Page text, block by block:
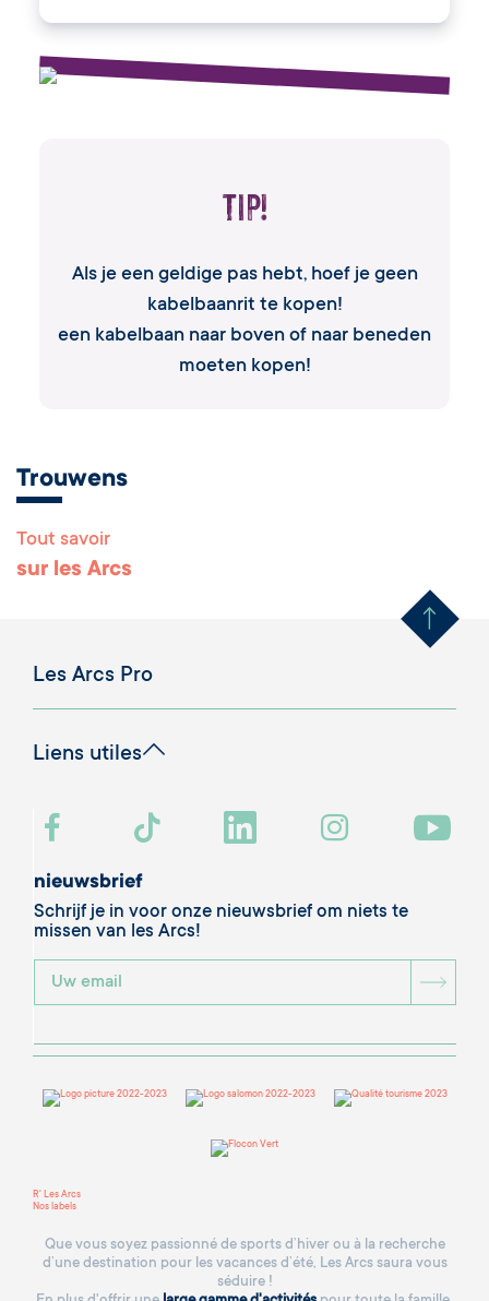
Tip!
Als je een geldige pas hebt, hoef je geen
kabelbaanrit te kopen!
een kabelbaan naar boven of naar beneden
moeten kopen!
Trouwens
Tout savoir
sur les Arcs Remonter
Les Arcs Pro
Liens utiles
nieuwsbrief
Schrijf je in voor onze nieuwsbrief om niets te
missen van les Arcs!
R' Les Arcs
Nos labels
Que vous soyez passionné de sports d’hiver ou à la recherche
d’une destination pour les vacances d’été, Les Arcs saura vous
séduire !